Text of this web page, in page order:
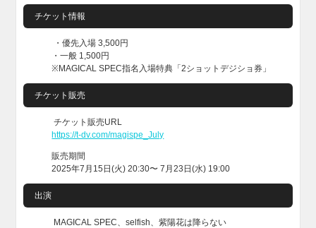
チケット情報
・優先入場 3,500円
・一般 1,500円
※MAGICAL SPEC指名入場特典「2ショットデジショ券」
チケット販売
チケット販売URL
https://t-dv.com/magispe_July
販売期間
2025年7月15日(火) 20:30〜 7月23日(水) 19:00
出演
MAGICAL SPEC、selfish、紫陽花は降らない